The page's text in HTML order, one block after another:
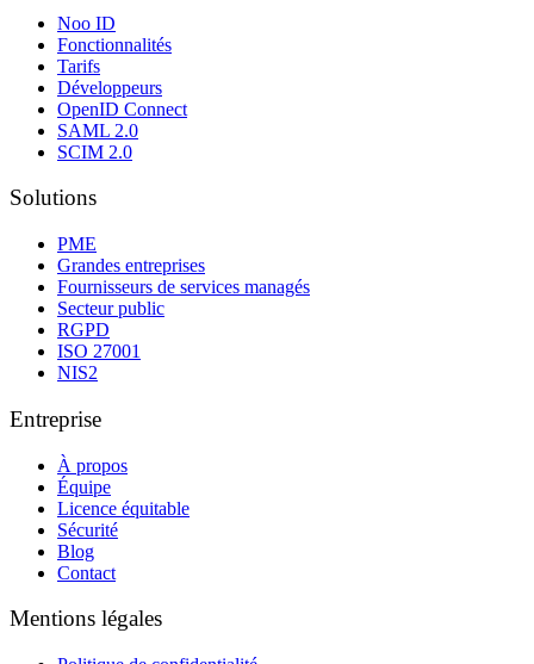
Noo ID
Fonctionnalités
Tarifs
Développeurs
OpenID Connect
SAML 2.0
SCIM 2.0
Solutions
PME
Grandes entreprises
Fournisseurs de services managés
Secteur public
RGPD
ISO 27001
NIS2
Entreprise
À propos
Équipe
Licence équitable
Sécurité
Blog
Contact
Mentions légales